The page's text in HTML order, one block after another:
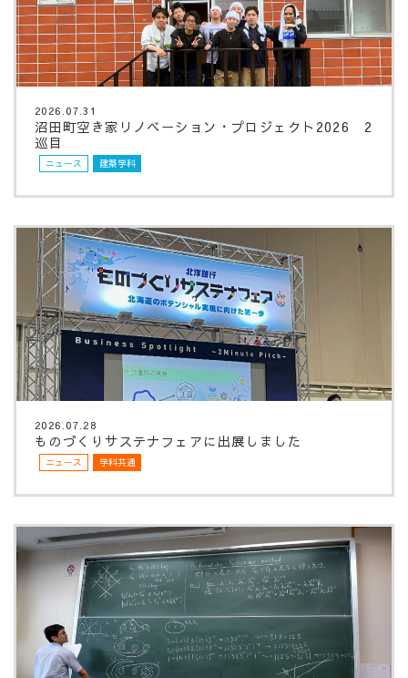
2026.07.31
沼田町空き家リノベーション・プロジェクト2026 2
巡目
ニュース 建築学科
2026.07.28
ものづくりサステナフェアに出展しました
ニュース 学科共通